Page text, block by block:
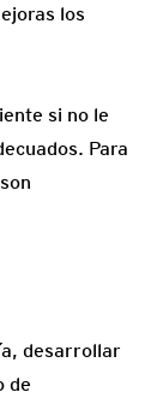
los
si no le
Para
desarrollar
de